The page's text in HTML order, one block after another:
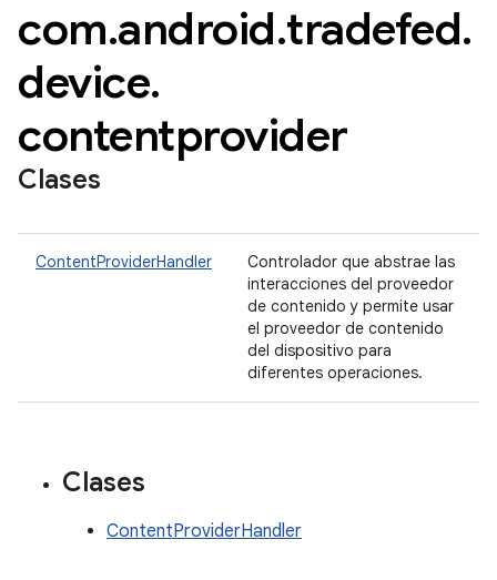
com.android.tradefed.
device.
contentprovider
Clases
ContentProviderHandler
Controlador que abstrae las
interacciones del proveedor
de contenido y permite usar
el proveedor de contenido
del dispositivo para
diferentes operaciones.
Clases
ContentProviderHandler